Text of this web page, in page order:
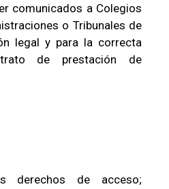
comunicados a Colegios
o Tribunales de
legal y para la correcta
de prestación de
derechos de acceso;